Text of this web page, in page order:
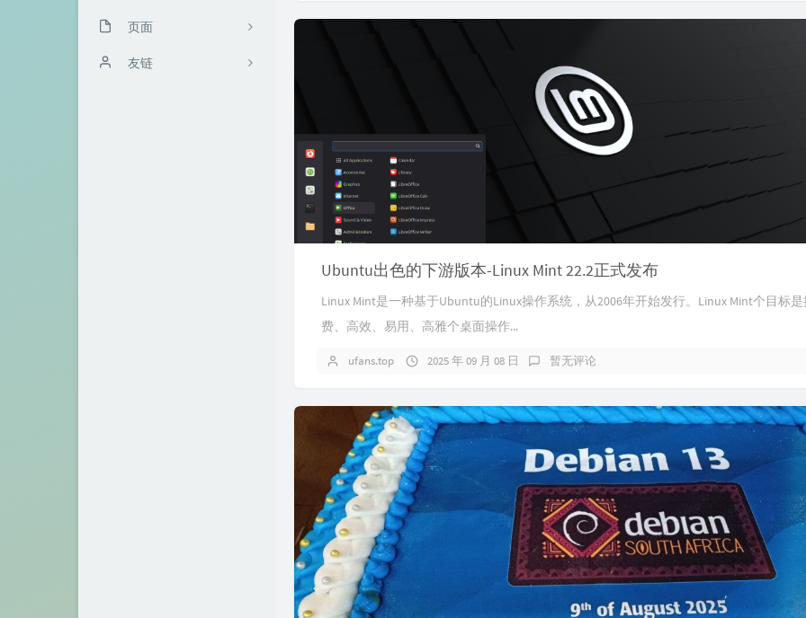
页面
友情链接
友链
Ubuntu出色的下游版本-Linux Mint 22.2正式发布
Linux Mint是一种基于Ubuntu的Linux操作系统，从2006年开始发行。Linux Mint个目标
费、高效、易用、高雅个桌面操作...
ufans.top 2025 年 09 月 08 日 暂无评论